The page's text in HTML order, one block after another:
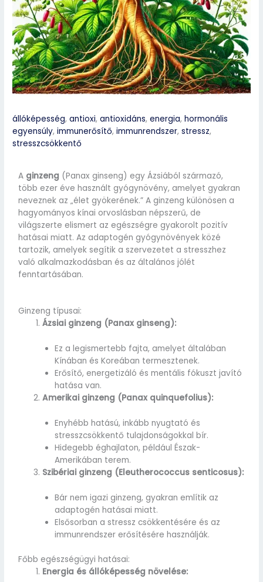
állóképesség,antioxi,antioxidáns,energia,hormonális
egyensúly,immunerősítő,immunrendszer,stressz,
stresszcsökkentő
A ginzeng (Panax ginseng) egy Ázsiából származó,
több ezer éve használt gyógynövény, amelyet gyakran
neveznek az „élet gyökerének.” A ginzeng különösen a
hagyományos kínai orvoslásban népszerű, de
világszerte elismert az egészségre gyakorolt pozitív
hatásai miatt. Az adaptogén gyógynövények közé
tartozik, amelyek segítik a szervezetet a stresszhez
való alkalmazkodásban és az általános jólét
fenntartásában.
Ginzeng típusai:
Ázsiai ginzeng (Panax ginseng):
Ez a legismertebb fajta, amelyet általában
Kínában és Koreában termesztenek.
Erősítő, energetizáló és mentális fókuszt javító
hatása van.
Amerikai ginzeng (Panax quinquefolius):
Enyhébb hatású, inkább nyugtató és
stresszcsökkentő tulajdonságokkal bír.
Hidegebb éghajlaton, például Észak-
Amerikában terem.
Szibériai ginzeng (Eleutherococcus senticosus):
Bár nem igazi ginzeng, gyakran említik az
adaptogén hatásai miatt.
Elsősorban a stressz csökkentésére és az
immunrendszer erősítésére használják.
Főbb egészségügyi hatásai:
Energia és állóképesség növelése: